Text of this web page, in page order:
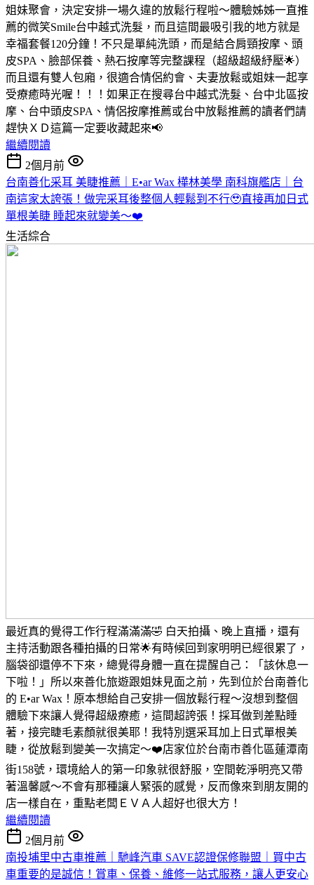
姐妹聚會，決定安排一場久違的放鬆行程啦～體驗姊姊一直推
薦的微笑Smile台中越式洗髮，而且這間最吸引我的地方就是
幸福套餐120分鐘！不只是單純洗頭，而是結合肩頸按摩、頭
皮SPA、臉部保養、熱石按摩等完整課程（超級超級紓壓🌟）
而且還有雙人包廂，很適合情侶約會、夫妻放鬆或姐妹一起享
受療癒時光喔！！！如果正在搜尋台中越式洗髮、台中北區按
摩、台中頭皮SPA、情侶按摩推薦或台中放鬆推薦的讀者們請
趕快ＸＤ這篇一定要收藏起來📢
繼續閱讀
2個月前
台南善化采耳 美睫推薦｜E•ar Wax 樺林美學 南科旗艦店｜台
南這家太誇張！做完采耳後整個人輕鬆到不行🥹直接再加日式
單根美睫 睡起來就變美～❤️
生活綜合
最近真的覺得工作行程滿滿滿🤣 白天拍攝、晚上直播，還有
主持活動跟各種拍攝的日常🌟有時候回到家明明已經很累了，
腦袋卻還停不下來，總覺得身體一直在提醒自己：「該休息一
下啦！」所以來善化旅遊跟姐妹見面之前，先到位於台南善化
的 E•ar Wax！原本想給自己安排一個放鬆行程～沒想到整個
體驗下來讓人覺得超級療癒，這間超誇張！採耳做到差點睡
著，接完睫毛素顏就很美耶！我特別選采耳加上日式單根美
睫，從放鬆到變美一次搞定～❤️店家位於台南市善化區蓮潭南
街158號，環境給人的第一印象就很舒服，空間乾淨明亮又帶
著溫馨感～不會有那種讓人緊張的感覺，反而像來到朋友開的
店一樣自在，重點老闆ＥＶＡ人超好也很大方！
繼續閱讀
2個月前
南投埔里中古車推薦｜馳峰汽車 SAVE認證保修聯盟｜買中古
車重要的是誠信！賞車、保養、維修一站式服務，讓人更安心